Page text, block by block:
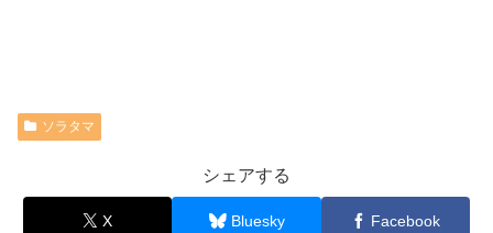
ソラタマ
シェアする
X Bluesky Facebook